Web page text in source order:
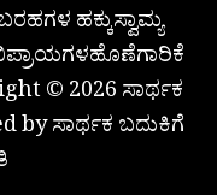
ಹಕ್ಕುಸ್ವಾಮ್ಯ
© 2026 ಸಾರ್ಥಕ
by ಸಾರ್ಥಕ ಬದುಕಿಗೆ